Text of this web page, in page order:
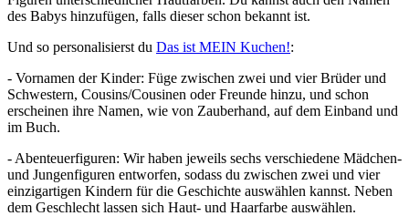
des Babys hinzufügen, falls dieser schon bekannt ist.
Und so personalisierst du Das ist MEIN Kuchen!:
- Vornamen der Kinder: Füge zwischen zwei und vier Brüder und
Schwestern, Cousins/Cousinen oder Freunde hinzu, und schon
erscheinen ihre Namen, wie von Zauberhand, auf dem Einband und
im Buch.
- Abenteuerfiguren: Wir haben jeweils sechs verschiedene Mädchen-
und Jungenfiguren entworfen, sodass du zwischen zwei und vier
einzigartigen Kindern für die Geschichte auswählen kannst. Neben
dem Geschlecht lassen sich Haut- und Haarfarbe auswählen.